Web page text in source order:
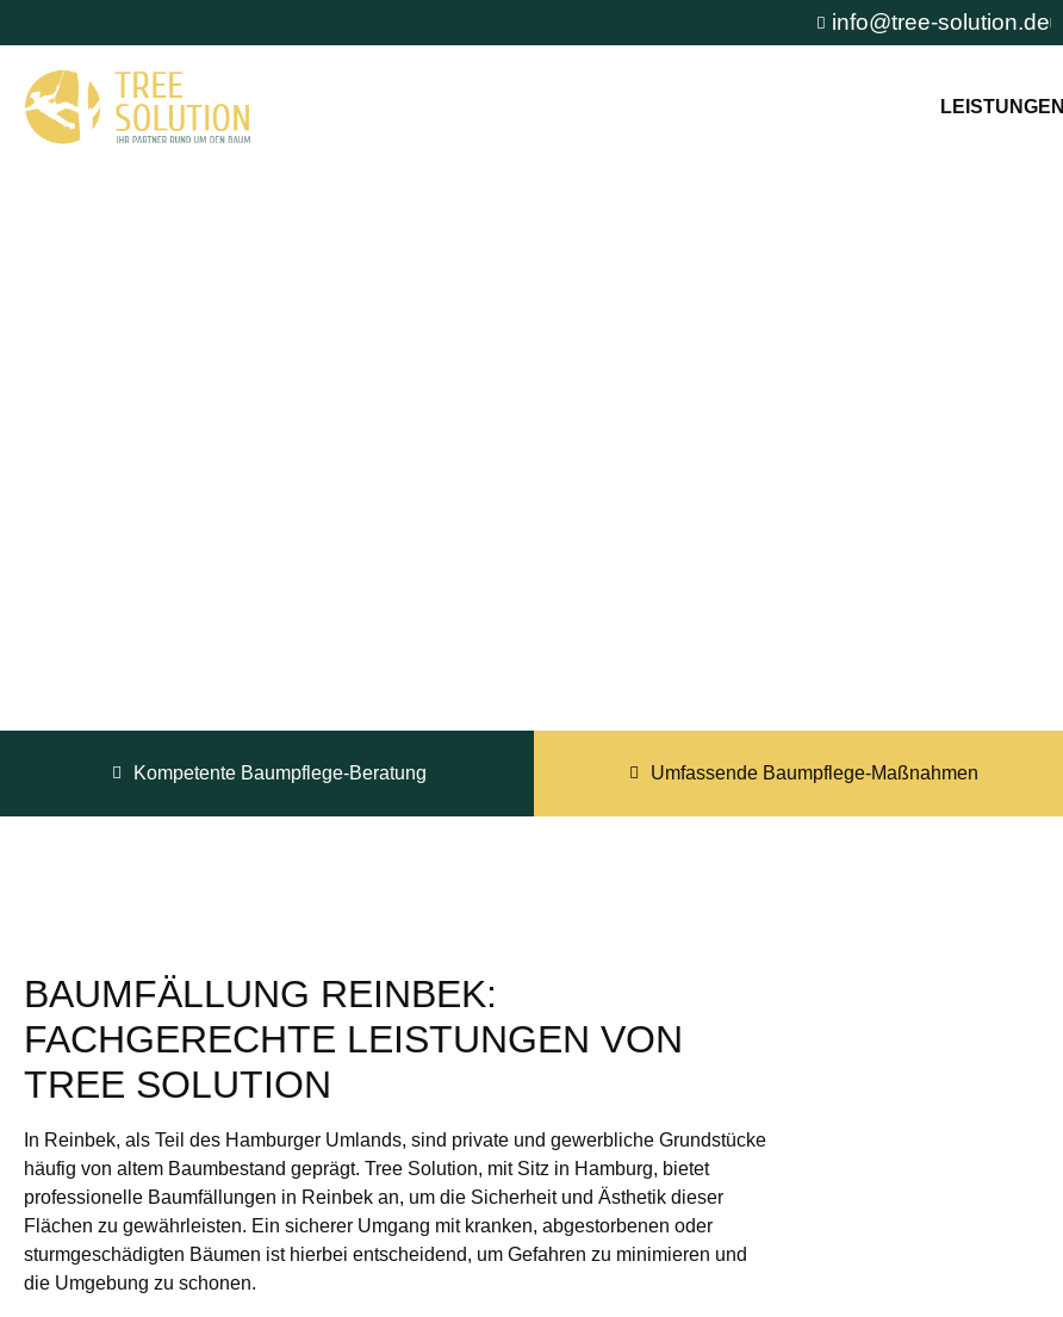
info@tree-solution.de
LEISTUNGEN
Kompetente Baumpflege-Beratung Umfassende Baumpflege-Maßnahmen
BAUMFÄLLUNG REINBEK:
FACHGERECHTE LEISTUNGEN VON
TREE SOLUTION
In Reinbek, als Teil des Hamburger Umlands, sind private und gewerbliche Grundstücke
häufig von altem Baumbestand geprägt. Tree Solution, mit Sitz in Hamburg, bietet
professionelle Baumfällungen in Reinbek an, um die Sicherheit und Ästhetik dieser
Flächen zu gewährleisten. Ein sicherer Umgang mit kranken, abgestorbenen oder
sturmgeschädigten Bäumen ist hierbei entscheidend, um Gefahren zu minimieren und
die Umgebung zu schonen.